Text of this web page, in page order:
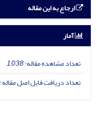
ارجاع به این مقاله
آمار
تعداد مشاهده مقاله:1,038
تعداد دریافت فایل اصل مقاله: